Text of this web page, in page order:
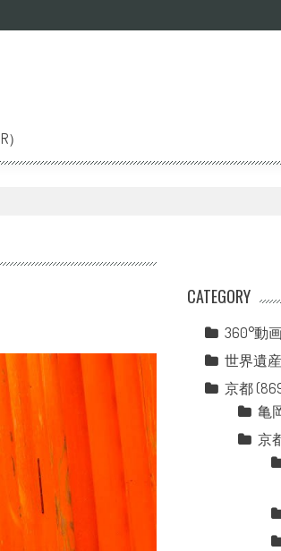
CATEGORY
360°動画
世界遺産
京都
亀
京